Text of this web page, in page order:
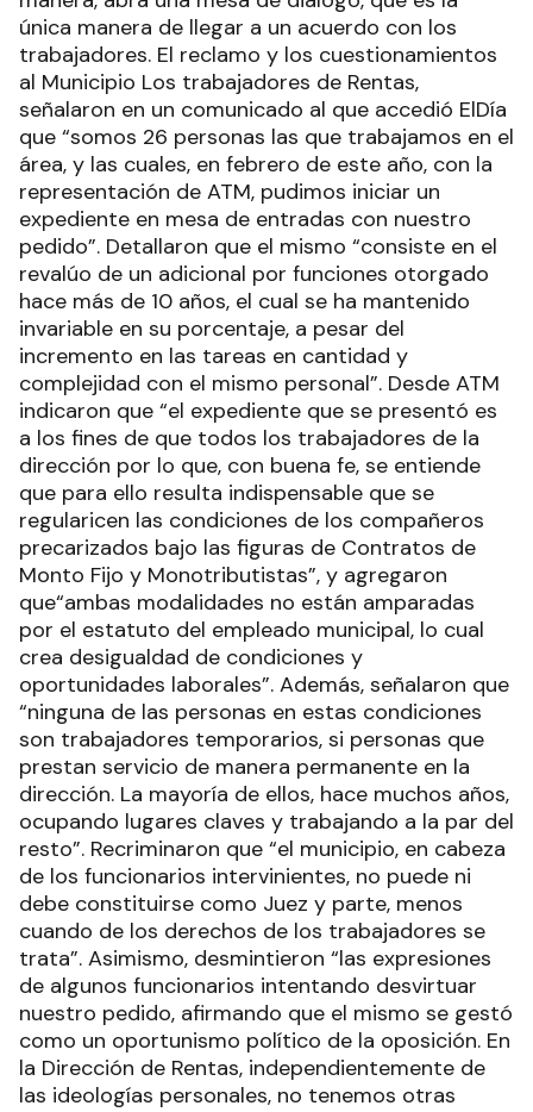
única manera de llegar a un acuerdo con los
trabajadores. El reclamo y los cuestionamientos
al Municipio Los trabajadores de Rentas,
señalaron en un comunicado al que accedió ElDía
que “somos 26 personas las que trabajamos en el
área, y las cuales, en febrero de este año, con la
representación de ATM, pudimos iniciar un
expediente en mesa de entradas con nuestro
pedido”. Detallaron que el mismo “consiste en el
revalúo de un adicional por funciones otorgado
hace más de 10 años, el cual se ha mantenido
invariable en su porcentaje, a pesar del
incremento en las tareas en cantidad y
complejidad con el mismo personal”. Desde ATM
indicaron que “el expediente que se presentó es
a los fines de que todos los trabajadores de la
dirección por lo que, con buena fe, se entiende
que para ello resulta indispensable que se
regularicen las condiciones de los compañeros
precarizados bajo las figuras de Contratos de
Monto Fijo y Monotributistas”, y agregaron
que“ambas modalidades no están amparadas
por el estatuto del empleado municipal, lo cual
crea desigualdad de condiciones y
oportunidades laborales”. Además, señalaron que
“ninguna de las personas en estas condiciones
son trabajadores temporarios, si personas que
prestan servicio de manera permanente en la
dirección. La mayoría de ellos, hace muchos años,
ocupando lugares claves y trabajando a la par del
resto”. Recriminaron que “el municipio, en cabeza
de los funcionarios intervinientes, no puede ni
debe constituirse como Juez y parte, menos
cuando de los derechos de los trabajadores se
trata”. Asimismo, desmintieron “las expresiones
de algunos funcionarios intentando desvirtuar
nuestro pedido, afirmando que el mismo se gestó
como un oportunismo político de la oposición. En
la Dirección de Rentas, independientemente de
las ideologías personales, no tenemos otras